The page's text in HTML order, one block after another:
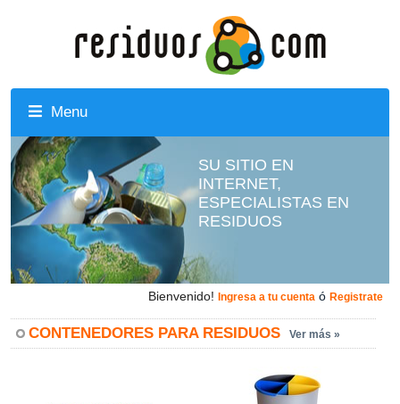
Menu
SU SITIO EN
INTERNET,
ESPECIALISTAS EN
RESIDUOS
Bienvenido! Ingresa a tu cuenta ó Registrate
CONTENEDORES PARA RESIDUOS Ver más »